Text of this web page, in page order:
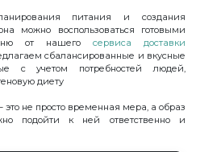
питания и создания
можно воспользоваться готовыми
от нашего сервиса доставки
сбалансированные и вкусные
с учетом потребностей людей,
диету
это не просто временная мера, а образ
подойти к ней ответственно и